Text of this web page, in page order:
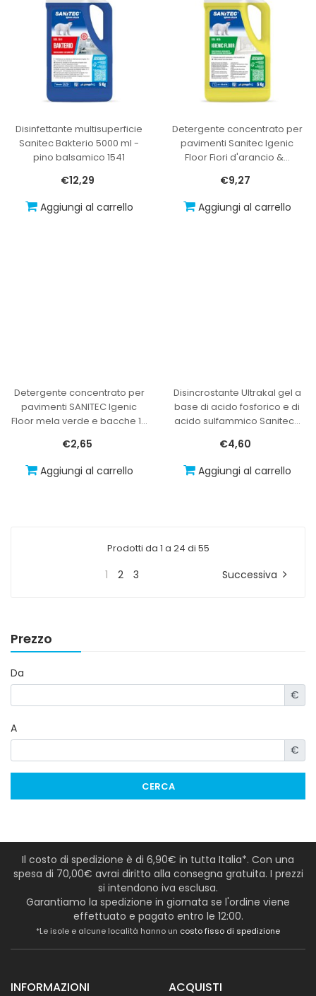
Prezzo
Da
€
A
€
CERCA
Disinfettante multisuperficie
Sanitec Bakterio 5000 ml -
pino balsamico 1541
€12,29
Aggiungi al carrello
Detergente concentrato per
pavimenti Sanitec Igenic
Floor Fiori d'arancio &…
€9,27
Aggiungi al carrello
Detergente concentrato per
pavimenti SANITEC Igenic
Floor mela verde e bacche 1…
€2,65
Aggiungi al carrello
Disincrostante Ultrakal gel a
base di acido fosforico e di
acido sulfammico Sanitec…
€4,60
Aggiungi al carrello
Prodotti da 1 a 24 di 55
1 2 3 Successiva
Il costo di spedizione è di 6,90€ in tutta Italia*. Con una
spesa di 70,00€ avrai diritto alla consegna gratuita. I prezzi
si intendono iva esclusa.
Garantiamo la spedizione in giornata se l'ordine viene
effettuato e pagato entro le 12:00.
*Le isole e alcune località hanno un costo fisso di spedizione
INFORMAZIONI ACQUISTI